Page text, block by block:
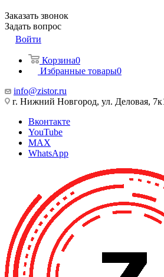
Заказать звонок
Задать вопрос
Войти
Корзина0
Избранные товары0
info@zistor.ru
г. Нижний Новгород, ул. Деловая,
Вконтакте
YouTube
MAX
WhatsApp